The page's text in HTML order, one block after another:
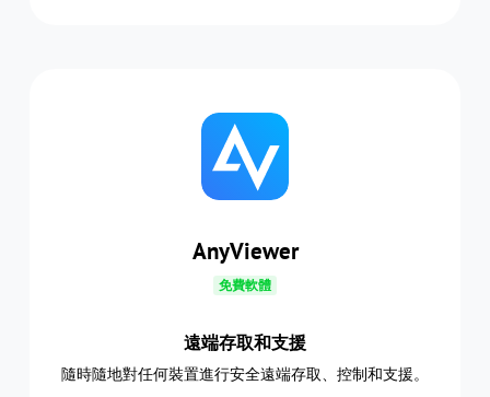
AnyViewer
免費軟體
遠端存取和支援
隨時隨地對任何裝置進行安全遠端存取、控制和支援。